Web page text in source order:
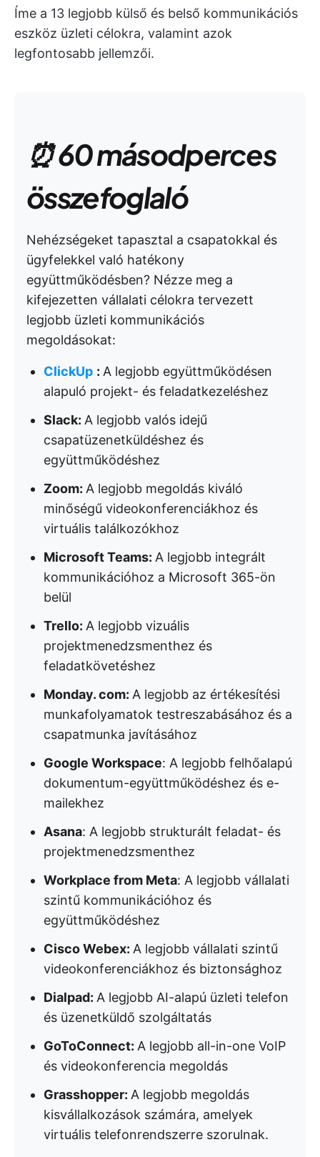
Íme a 13 legjobb külső és belső kommunikációs
eszköz üzleti célokra, valamint azok
legfontosabb jellemzői.
⏰ 60 másodperces
összefoglaló
Nehézségeket tapasztal a csapatokkal és
ügyfelekkel való hatékony
együttműködésben? Nézze meg a
kifejezetten vállalati célokra tervezett
legjobb üzleti kommunikációs
megoldásokat:
ClickUp : A legjobb együttműködésen
alapuló projekt- és feladatkezeléshez
Slack: A legjobb valós idejű
csapatüzenetküldéshez és
együttműködéshez
Zoom: A legjobb megoldás kiváló
minőségű videokonferenciákhoz és
virtuális találkozókhoz
Microsoft Teams: A legjobb integrált
kommunikációhoz a Microsoft 365-ön
belül
Trello: A legjobb vizuális
projektmenedzsmenthez és
feladatkövetéshez
Monday. com: A legjobb az értékesítési
munkafolyamatok testreszabásához és a
csapatmunka javításához
Google Workspace: A legjobb felhőalapú
dokumentum-együttműködéshez és e-
mailekhez
Asana: A legjobb strukturált feladat- és
projektmenedzsmenthez
Workplace from Meta: A legjobb vállalati
szintű kommunikációhoz és
együttműködéshez
Cisco Webex: A legjobb vállalati szintű
videokonferenciákhoz és biztonsághoz
Dialpad: A legjobb AI-alapú üzleti telefon
és üzenetküldő szolgáltatás
GoToConnect: A legjobb all-in-one VoIP
és videokonferencia megoldás
Grasshopper: A legjobb megoldás
kisvállalkozások számára, amelyek
virtuális telefonrendszerre szorulnak.